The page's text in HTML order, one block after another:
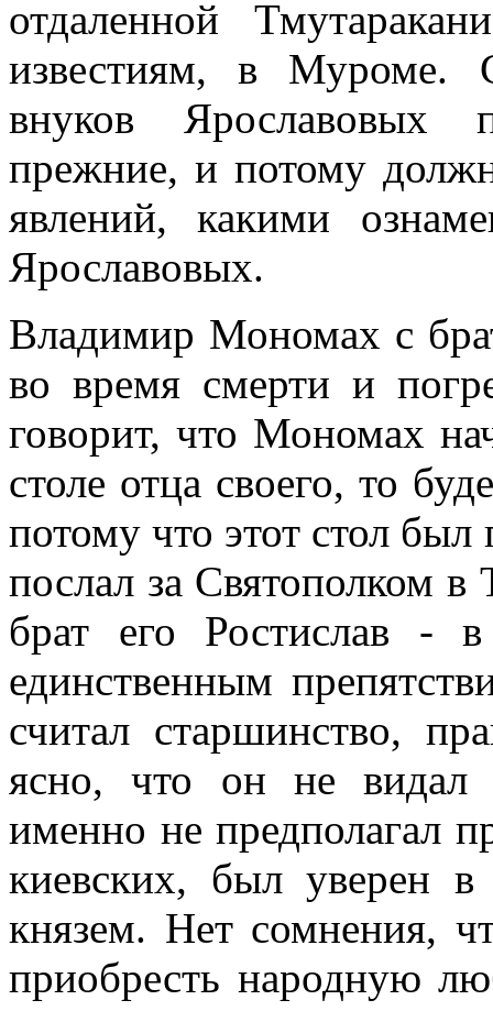
отдаленной
известиям, в Муроме.
внуков Ярославовых
прежние, и потому
явлений, какими
Ярославовых.
Владимир Мономах с
во время смерти и
говорит, что Мономах
столе отца своего, то
потому что этот стол
послал за Святополком
брат его Ростислав -
единственным
считал старшинство,
ясно, что он не видал
именно не предполагал
киевских, был уверен
князем. Нет сомнения,
приобресть народную